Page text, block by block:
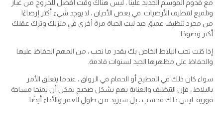
مع قدوم الموسم الجديد علينا ، ليس هناك وقت أفضل للخروج من غبار
وتلميع لتنظيف الأرضيات. في بعض الأحيان ، لا يوجد شيء أكثر إرضاءًا
من مجرد تنظيف عميق جيد لبث الحياة مرة أخرى في منزلك وترك عقلك
أكثر وضوحًا.
إذا كنت تحب البلاط الخاص بك بقدر ما نحب ، من المهم الحفاظ عليها
والحفاظ على مظهرها الجيد لسنوات قادمة.
سواء كان ذلك في المطبخ أو الحمام في الرواق ، عندما يتعلق الأمر
بالبلاط ، فإن التنظيف والعناية بهم بشكل صحيح يمكن أن يمنحا مساحة
فورية. ليس ذلك فحسب ، بل سيزيد من طول العمر والأداء أيضًا.